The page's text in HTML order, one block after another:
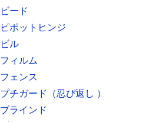
ビード
ピポットヒンジ
ビル
フィルム
フェンス
プチガード（忍び返し ）
ブラインド